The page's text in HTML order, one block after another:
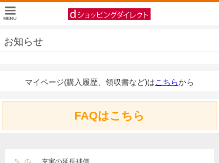
お知らせ
マイページ(購入履歴、領収書など)はこちらから
FAQはこちら